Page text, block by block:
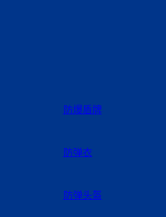
防爆盾牌
防弹衣
防弹头盔
员、公司领导、各部门主要负责
、近三年新进研究生出席开班仪
要讲话，公司高级副总经理陈兵